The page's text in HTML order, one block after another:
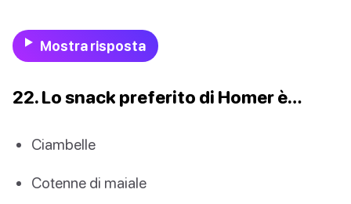
Mostra risposta
22. Lo snack preferito di Homer è…
Ciambelle
Cotenne di maiale